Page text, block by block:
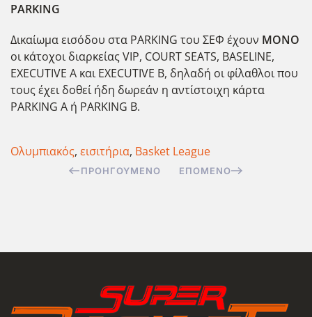
PARKING
Δικαίωμα εισόδου στα PARKING του ΣΕΦ έχουν ΜΟΝΟ
οι κάτοχοι διαρκείας VIP, COURT SEATS, BASELINE,
EXECUTIVE A και EXECUTIVE B, δηλαδή οι φίλαθλοι που
τους έχει δοθεί ήδη δωρεάν η αντίστοιχη κάρτα
PARKING A ή PARKING B.
Ολυμπιακός, εισιτήρια, Basket League
ΠΡΟΗΓΟΎΜΕΝΟ ΕΠΌΜΕΝΟ